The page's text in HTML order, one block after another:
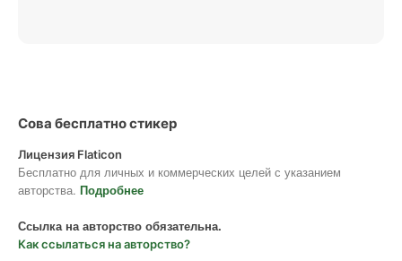
Сова бесплатно стикер
Лицензия Flaticon
Бесплатно для личных и коммерческих целей с указанием
авторства. Подробнее
Ссылка на авторство обязательна.
Как ссылаться на авторство?